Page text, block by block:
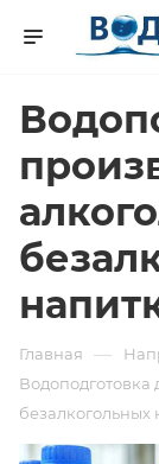
Главная —
Водоподготовка
безалкогольных